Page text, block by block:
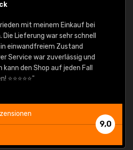
mit meinem Einkauf bei
Die Lieferung war sehr schnell
einwandfreiem Zustand
Service war zuverlässig und
den Shop auf jeden Fall
9,0